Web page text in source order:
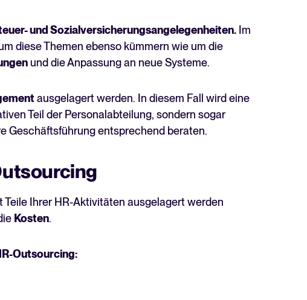
und Sozialversicherungsangelegenheiten.Im
diese Themen ebenso kümmern wie um die
und die Anpassung an neue Systeme.
ausgelagert werden. In diesem Fall wird eine
Teil der Personalabteilung, sondern sogar
Geschäftsführung entsprechend beraten.
Teile Ihrer HR-Aktivitäten ausgelagert werden
Kosten.
Outsourcing: